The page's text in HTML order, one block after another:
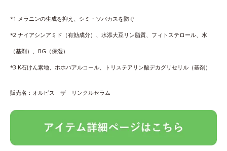
*1 メラニンの生成を抑え、シミ・ソバカスを防ぐ
*2 ナイアシンアミド（有効成分）、水添大豆リン脂質、フィトステロール、水
（基剤）、BG（保湿）
*3 K石けん素地、ホホバアルコール、トリステアリン酸デカグリセリル（基剤）
販売名：オルビス ザ リンクルセラム